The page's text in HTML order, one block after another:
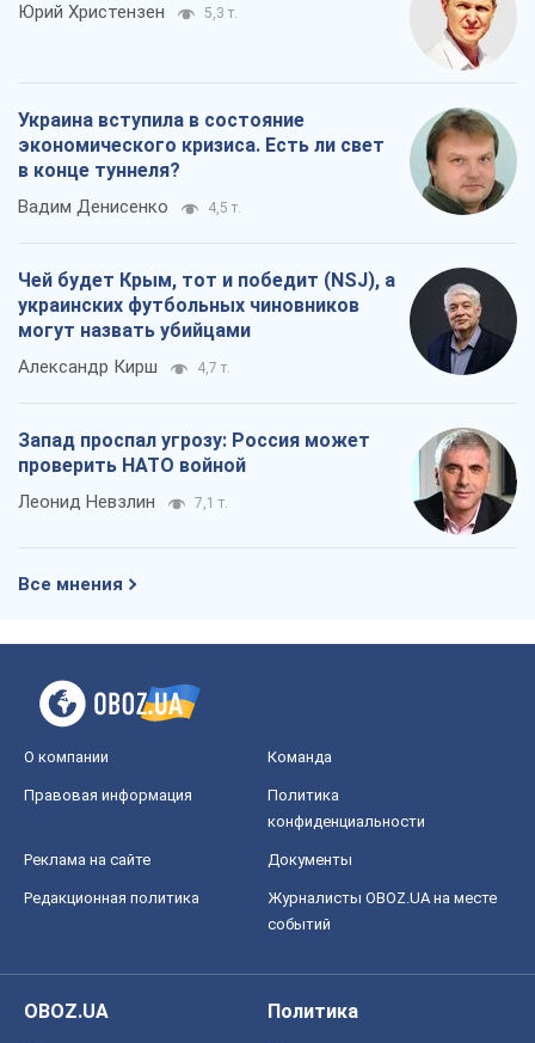
Юрий Христензен 5,3 т.
Украина вступила в состояние
экономического кризиса. Есть ли свет
в конце туннеля?
Вадим Денисенко 4,5 т.
Чей будет Крым, тот и победит (NSJ), а
украинских футбольных чиновников
могут назвать убийцами
Александр Кирш 4,7 т.
Запад проспал угрозу: Россия может
проверить НАТО войной
Леонид Невзлин 7,1 т.
Все мнения
О компании Команда
Правовая информация
Политика
конфиденциальности
Реклама на сайте Документы
Редакционная политика
Журналисты OBOZ.UA на месте
событий
OBOZ.UA
Политика